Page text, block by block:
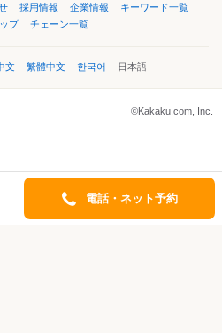
採用情報 企業情報
キーワード一覧
プ
チェーン一覧
文 繁體中文 한국어 日本語
©Kakaku.com, Inc.
電話・ネット予約